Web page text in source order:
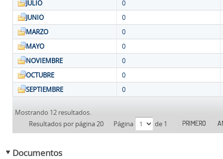
JULIO
0
JUNIO
0
MARZO
0
MAYO
0
NOVIEMBRE
0
OCTUBRE
0
SEPTIEMBRE
0
Mostrando 12 resultados.
Resultados por página 20
Página de 1 PRIMERO
Documentos